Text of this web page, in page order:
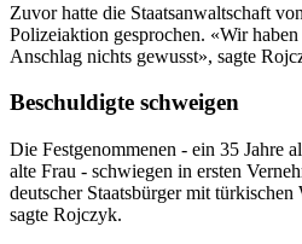
Zuvor hatte die Staatsanwaltschaft
Polizeiaktion gesprochen. «Wir
Anschlag nichts gewusst», sagte
Beschuldigte schweigen
Die Festgenommenen - ein 35 Jahre
alte Frau - schwiegen in ersten
deutscher Staatsbürger mit
sagte Rojczyk.